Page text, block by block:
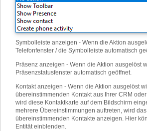
Symbolleiste anzeigen - Wenn die Aktion
Telefonfenster / die Symbolleiste automatisch
Präsenz anzeigen - Wenn die Aktion ausgelöst
Präsenzstatusfenster automatisch geöffnet.
Kontakt anzeigen - Wenn die Aktion ausgelöst
übereinstimmenden Kontakt aus Ihrer CRM
wird diese Kontaktkarte auf dem Bildschirm
mehrere Übereinstimmungen auftreten, wird
übereinstimmenden Kontakte anzeigen. Hier
Entität einblenden.